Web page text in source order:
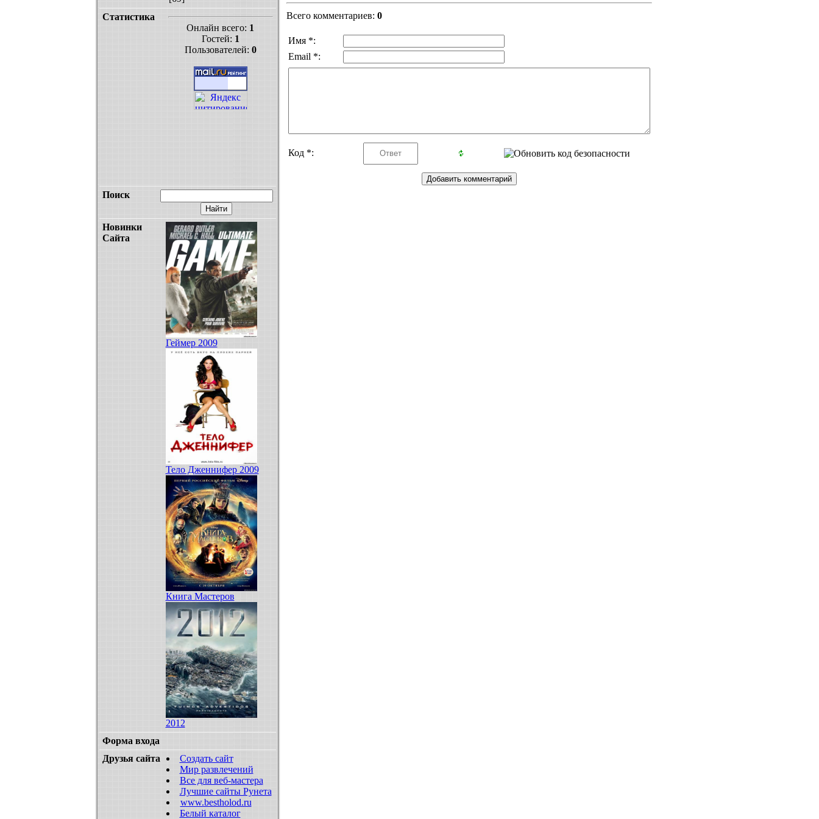
Статистика
Онлайн всего: 1
Гостей: 1
Пользователей: 0
Поиск
Новинки
Сайта
Геймер 2009
Тело Дженнифер 2009
Книга Мастеров
2012
Форма входа
Друзья сайта
Создать сайт
Мир развлечений
Все для веб-мастера
Лучшие сайты Рунета
www.bestholod.ru
Белый каталог
Всего комментариев: 0
Имя *:
Email *:
Код *: